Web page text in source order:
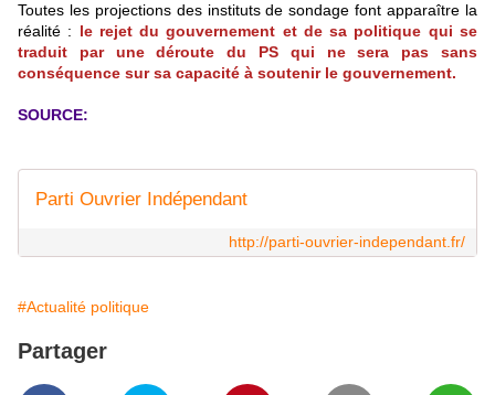
Toutes les projections des instituts de sondage font apparaître la
réalité : le rejet du gouvernement et de sa politique qui se
traduit par une déroute du PS qui ne sera pas sans
conséquence sur sa capacité à soutenir le gouvernement.
SOURCE:
Parti Ouvrier Indépendant
http://parti-ouvrier-independant.fr/
#Actualité politique
Partager